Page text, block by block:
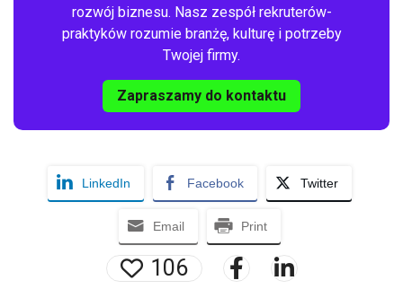
rozwój biznesu. Nasz zespół rekruterów-
praktyków rozumie branżę, kulturę i potrzeby
Twojej firmy.
Zapraszamy do kontaktu
LinkedIn Facebook Twitter
Email Print
106